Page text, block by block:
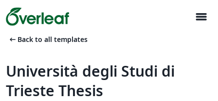
menu
arrow_left_alt Back to all templates
Università degli Studi di
Trieste Thesis